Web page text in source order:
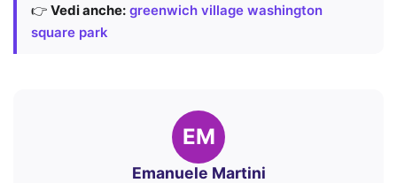
👉 Vedi anche: greenwich village washington
square park
EM
Emanuele Martini